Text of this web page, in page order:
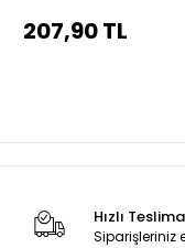
207,90 TL
Hızlı
Siparişleriniz